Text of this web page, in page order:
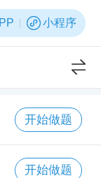
小程序
开始做题
开始做题